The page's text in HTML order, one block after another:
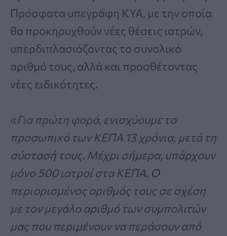
Πρόσφατα υπεγράφη ΚΥΑ, με την οποία
θα προκηρυχθούν νέες θέσεις ιατρών,
υπερδιπλασιάζοντας το συνολικό
αριθμό τους, αλλά και προσθέτοντας
νέες ειδικότητες.
«Για πρώτη φορά, ενισχύουμε το
προσωπικό των ΚΕΠΑ 13 χρόνια, μετά τη
σύστασή τους. Μέχρι σήμερα, υπάρχουν
μόνο 500 ιατροί στα ΚΕΠΑ. Ο
περιορισμένος αριθμός τους σε σχέση
με τον μεγάλο αριθμό των συμπολιτών
μας που περιμένουν να περάσουν από